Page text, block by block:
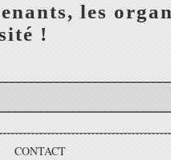
les
!
CONTACT